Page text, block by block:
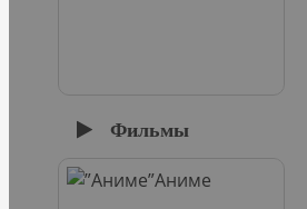
Фильмы
Аниме